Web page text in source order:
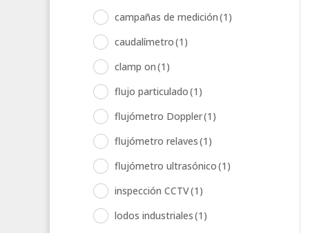
campañas de medición(1)
caudalímetro(1)
clamp on(1)
flujo particulado(1)
flujómetro Doppler(1)
flujómetro relaves(1)
flujómetro ultrasónico(1)
inspección CCTV(1)
lodos industriales(1)